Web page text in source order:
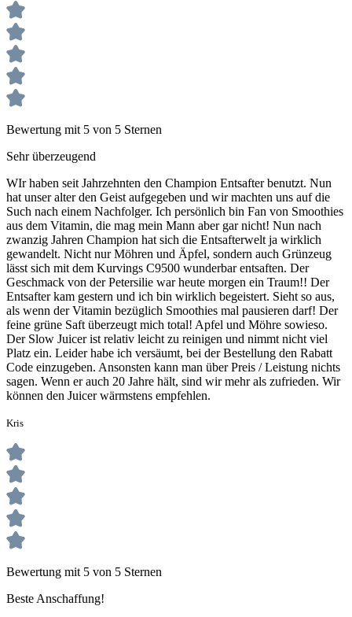
Bewertung mit 5 von 5 Sternen
Sehr überzeugend
WIr haben seit Jahrzehnten den Champion Entsafter benutzt. Nun
hat unser alter den Geist aufgegeben und wir machten uns auf die
Such nach einem Nachfolger. Ich persönlich bin Fan von Smoothies
aus dem Vitamin, die mag mein Mann aber gar nicht! Nun nach
zwanzig Jahren Champion hat sich die Entsafterwelt ja wirklich
gewandelt. Nicht nur Möhren und Äpfel, sondern auch Grünzeug
lässt sich mit dem Kurvings C9500 wunderbar entsaften. Der
Geschmack von der Petersilie war heute morgen ein Traum!! Der
Entsafter kam gestern und ich bin wirklich begeistert. Sieht so aus,
als wenn der Vitamin bezüglich Smoothies mal pausieren darf! Der
feine grüne Saft überzeugt mich total! Apfel und Möhre sowieso.
Der Slow Juicer ist relativ leicht zu reinigen und nimmt nicht viel
Platz ein. Leider habe ich versäumt, bei der Bestellung den Rabatt
Code einzugeben. Ansonsten kann man über Preis / Leistung nichts
sagen. Wenn er auch 20 Jahre hält, sind wir mehr als zufrieden. Wir
können den Juicer wärmstens empfehlen.
Kris
Bewertung mit 5 von 5 Sternen
Beste Anschaffung!